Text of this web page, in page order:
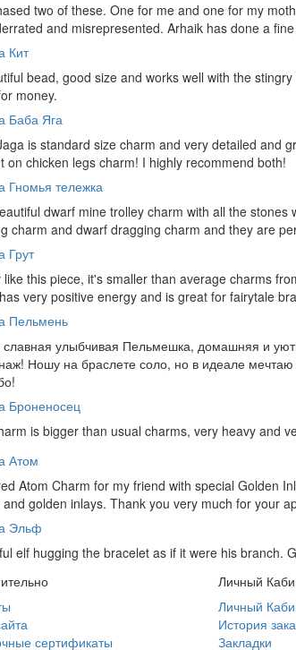
two of these. One for me and one for my
and misrepresented. Arhaik has done a
Кит
bead, good size and works well with the
money.
Баба Яга
is standard size charm and very detailed and
on chicken legs charm! I highly recommend both!
Гномья тележка
dwarf mine trolley charm with all the
charm and dwarf dragging charm and they are
Грут
like this piece, it's smaller than average charms
very positive energy and is great for fairytale
Пельмень
улыбчивая Пельмешка, домашняя и
Ношу на браслете соло, но в идеале
Броненосец
is bigger than usual charms, very heavy and
Атом
Atom Charm for my friend with special Golden
golden inlays. Thank you very much for your
Эльф
elf hugging the bracelet as if it were his branch.
сертификаты
Личный
Личный
История
Закладки